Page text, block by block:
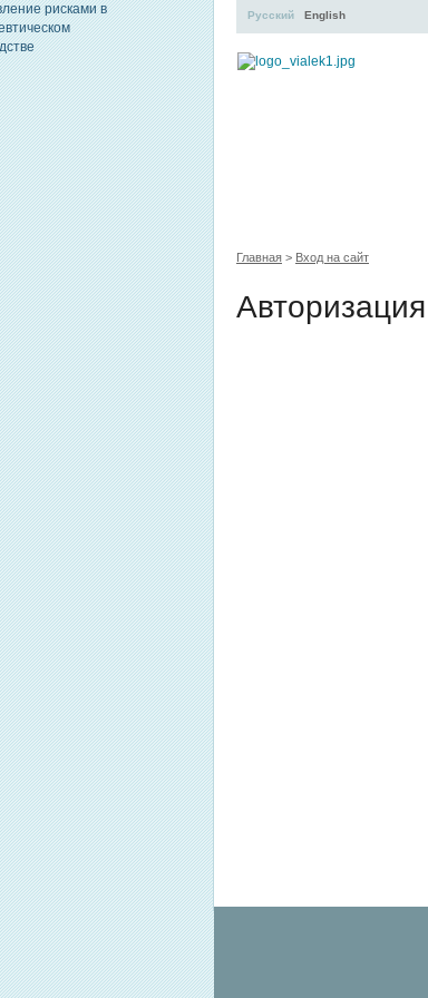
Русский English
Главная > Вход на сайт
Авторизация